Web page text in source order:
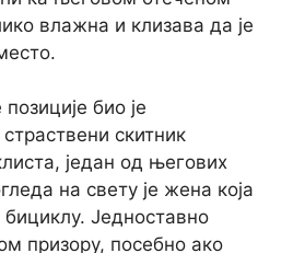
влажна и клизава да је
био је
скитник
један од његових
на свету је жена која
бициклу. Једноставно
призору, посебно ако